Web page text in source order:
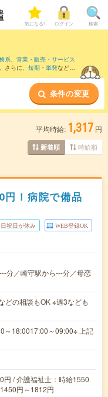
気になる! ログイン 検索
系、 営業・販売・サービス
らに、 短期 ・ 単発などの
など近隣駅のお仕事もご確認
条件の変更
平均時給: 1,317 円
新着順 時給順
円！病院で備品
日祝日が休み WEB登録OK
分／崎守駅から---分／母恋
どの相談もOK ※週3なども
～18:0017:00～09:00※ 上記
/ 介護福祉士：時給1550
円～1812円